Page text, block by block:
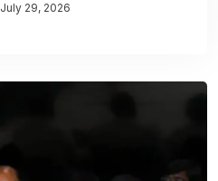
July 29, 2026